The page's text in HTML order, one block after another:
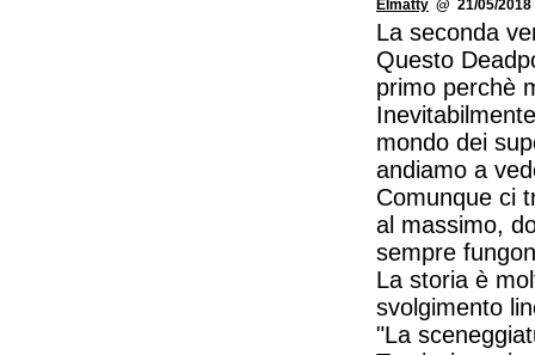
Elmatty @ 21/05/
La seconda
Questo
primo perchè
mondo dei
andiamo a
Comunque ci
al massimo,
sempre
La storia è
svolgimento
"La